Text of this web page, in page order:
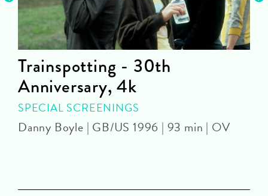
Trainspotting - 30th
Anniversary, 4k
SPECIAL SCREENINGS
Danny Boyle | GB/US 1996 | 93 min | OV